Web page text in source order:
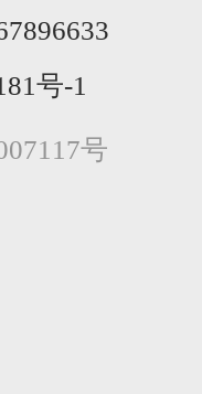
号-1
号